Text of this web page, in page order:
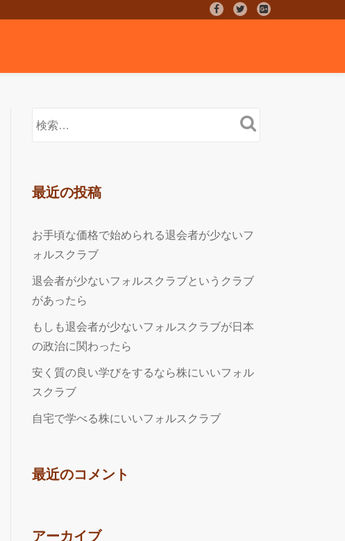
fa-
fa-
fa-
最近の投稿
お手頃な価格で始められる退会者が少ないフ
ォルスクラブ
退会者が少ないフォルスクラブというクラブ
があったら
もしも退会者が少ないフォルスクラブが日本
の政治に関わったら
安く質の良い学びをするなら株にいいフォル
スクラブ
自宅で学べる株にいいフォルスクラブ
最近のコメント
アーカイブ